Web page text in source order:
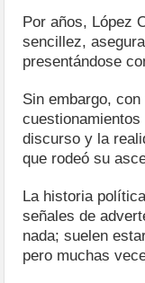
Por años, López
sencillez,
presentándose
Sin embargo,
discurso y la
que rodeó su
La historia
señales de
nada; suelen
pero muchas